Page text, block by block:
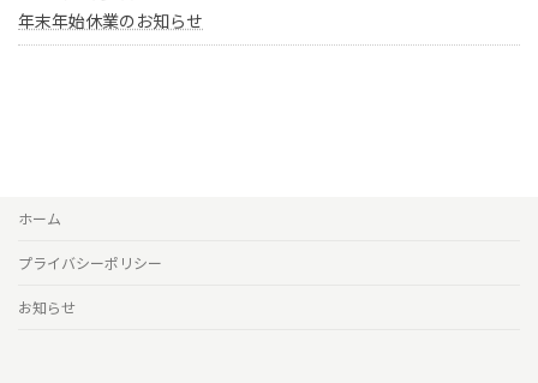
年末年始休業のお知らせ
ホーム
プライバシーポリシー
お知らせ